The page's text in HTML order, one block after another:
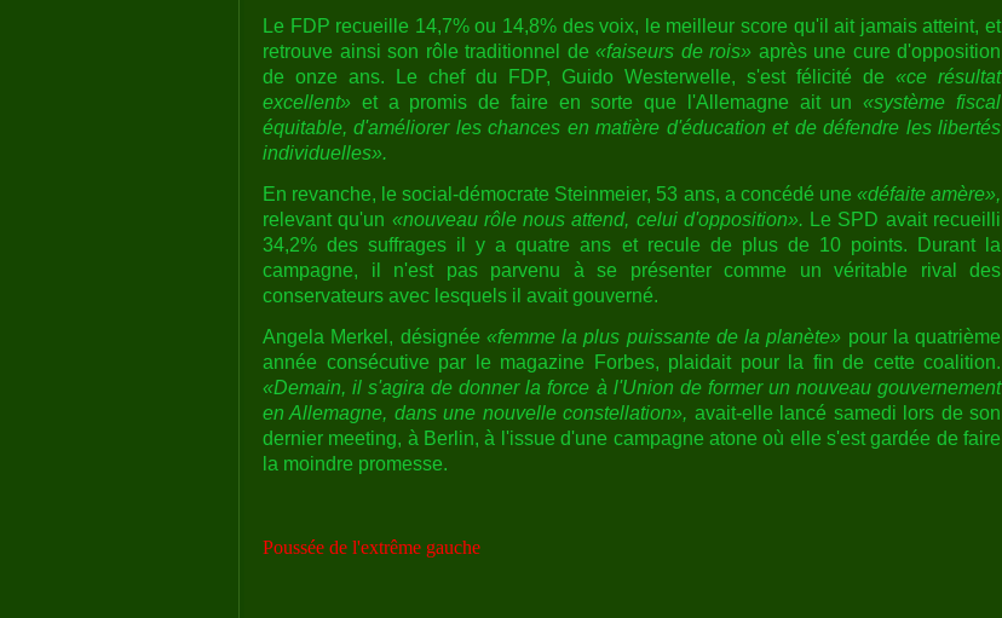
Le FDP recueille 14,7% ou 14,8% des voix, le meilleur score qu'il ait jamais atteint, et
retrouve ainsi son rôle traditionnel de «faiseurs de rois» après une cure d'opposition
de onze ans. Le chef du FDP, Guido Westerwelle, s'est félicité de «ce résultat
excellent» et a promis de faire en sorte que l'Allemagne ait un«système fiscal
équitable, d'améliorer les chances en matière d'éducation et de défendre les libertés
individuelles».
En revanche, le social-démocrate Steinmeier, 53 ans, a concédé une «défaite amère»,
relevant qu'un «nouveau rôle nous attend, celui d'opposition». Le SPD avait recueilli
34,2% des suffrages il y a quatre ans et recule de plus de 10 points. Durant la
campagne, il n'est pas parvenu à se présenter comme un véritable rival des
conservateurs avec lesquels il avait gouverné.
Angela Merkel, désignée «femme la plus puissante de la planète» pour la quatrième
année consécutive par le magazine Forbes, plaidait pour la fin de cette coalition.
«Demain, il s'agira de donner la force à l'Union de former un nouveau gouvernement
en Allemagne, dans une nouvelle constellation», avait-elle lancé samedi lors de son
dernier meeting, à Berlin, à l'issue d'une campagne atone où elle s'est gardée de faire
la moindre promesse.
Poussée de l'extrême gauche